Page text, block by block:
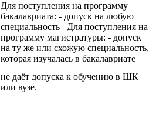
Для поступления на программу
бакалавриата: - допуск на любую
специальность Для поступления на
программу магистратуры: - допуск
на ту же или схожую специальность,
которая изучалась в бакалавриате
не даёт допуска к обучению в ШК
или вузе.